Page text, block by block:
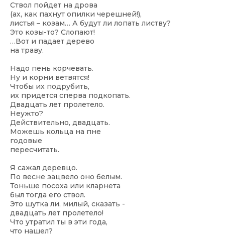
Ствол пойдет на дрова
(ах, как пахнут опилки черешней!),
листья – козам… А будут ли лопать листву?
Это козы-то? Слопают!
…Вот и падает дерево
на траву.
Надо пень корчевать.
Ну и корни ветвятся!
Чтобы их подрубить,
их придется сперва подкопать.
Двадцать лет пролетело.
Неужто?
Действительно, двадцать.
Можешь кольца на пне
годовые
пересчитать.
Я сажал деревцо.
По весне зацвело оно белым.
Тоньше посоха или кларнета
был тогда его ствол.
Это шутка ли, милый, сказать -
двадцать лет пролетело!
Что утратил ты в эти года,
что нашел?